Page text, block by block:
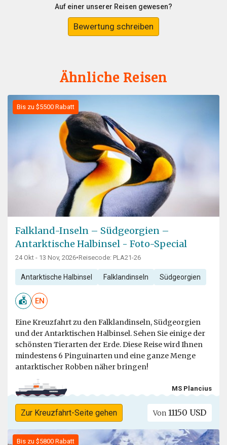
Auf einer unserer Reisen gewesen?
Bewertung schreiben
Ähnliche Reisen
Bis zu $5500 Rabatt
Falkland-Inseln – Südgeorgien –
Antarktische Halbinsel - Foto-Special
24 Okt - 13 Nov, 2026•Reisecode: PLA21-26
Antarktische Halbinsel Falklandinseln Südgeorgien
EN
Eine Kreuzfahrt zu den Falklandinseln, Südgeorgien
und der Antarktischen Halbinsel. Sehen Sie einige der
schönsten Tierarten der Erde. Diese Reise wird Ihnen
mindestens 6 Pinguinarten und eine ganze Menge
antarktischer Robben näher bringen!
MS Plancius
Zur Kreuzfahrt-Seite gehen Von 11150 USD
Bis zu $5800 Rabatt